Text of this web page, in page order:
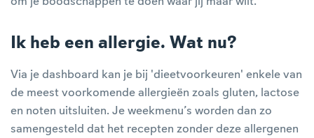
Ik heb een allergie. Wat nu?
Via je dashboard kan je bij 'dieetvoorkeuren' enkele van
de meest voorkomende allergieën zoals gluten, lactose
en noten uitsluiten. Je weekmenu’s worden dan zo
samengesteld dat het recepten zonder deze allergenen